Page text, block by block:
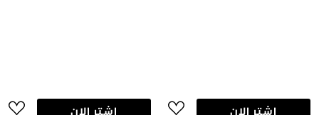
اشتر الان اشتر الان